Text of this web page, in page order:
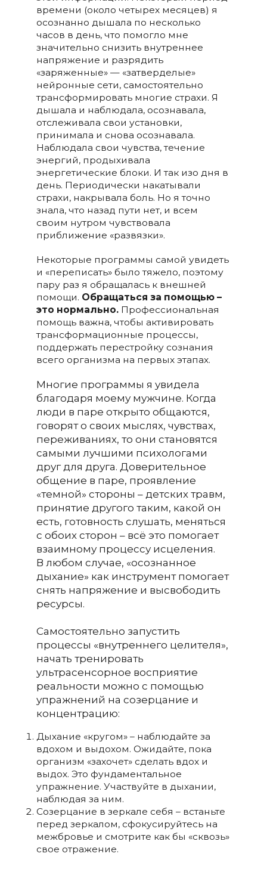
времени (около четырех месяцев) я
осознанно дышала по несколько
часов в день, что помогло мне
значительно снизить внутреннее
напряжение и разрядить
«заряженные» — «затверделые»
нейронные сети, самостоятельно
трансформировать многие страхи. Я
дышала и наблюдала, осознавала,
отслеживала свои установки,
принимала и снова осознавала.
Наблюдала свои чувства, течение
энергий, продыхивала
энергетические блоки. И так изо дня в
день. Периодически накатывали
страхи, накрывала боль. Но я точно
знала, что назад пути нет, и всем
своим нутром чувствовала
приближение «развязки».
Некоторые программы самой увидеть
и «переписать» было тяжело, поэтому
пару раз я обращалась к внешней
помощи. Обращаться за помощью –
это нормально.Профессиональная
помощь важна, чтобы активировать
трансформационные процессы,
поддержать перестройку сознания
всего организма на первых этапах.
Многие программы я увидела
благодаря моему мужчине. Когда
люди в паре открыто общаются,
говорят о своих мыслях, чувствах,
переживаниях, то они становятся
самыми лучшими психологами
друг для друга. Доверительное
общение в паре, проявление
«темной» стороны – детских травм,
принятие другого таким, какой он
есть, готовность слушать, меняться
с обоих сторон – всё это помогает
взаимному процессу исцеления.
В любом случае, «осознанное
дыхание» как инструмент помогает
снять напряжение и высвободить
ресурсы.
Самостоятельно запустить
процессы «внутреннего целителя»,
начать тренировать
ультрасенсорное восприятие
реальности можно с помощью
упражнений на созерцание и
концентрацию:
Дыхание «кругом» – наблюдайте за
вдохом и выдохом. Ожидайте, пока
организм «захочет» сделать вдох и
выдох. Это фундаментальное
упражнение. Участвуйте в дыхании,
наблюдая за ним.
Созерцание в зеркале себя – встаньте
перед зеркалом, сфокусируйтесь на
межбровье и смотрите как бы «сквозь»
свое отражение.